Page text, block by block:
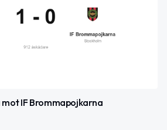
IF Brommapojkarna